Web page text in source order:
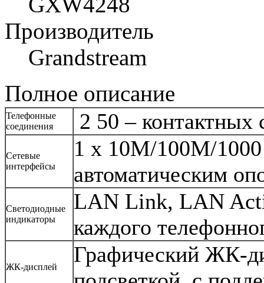
Производитель
Grandstream
Полное описание
Телефонные
соединения
2 50 – контактных
Сетевые
интерфейсы
1 x 10M/100M/
автоматическим
Светодиодные
индикаторы
LAN Link, LAN
каждого
ЖК-дисплей
Графический ЖК-